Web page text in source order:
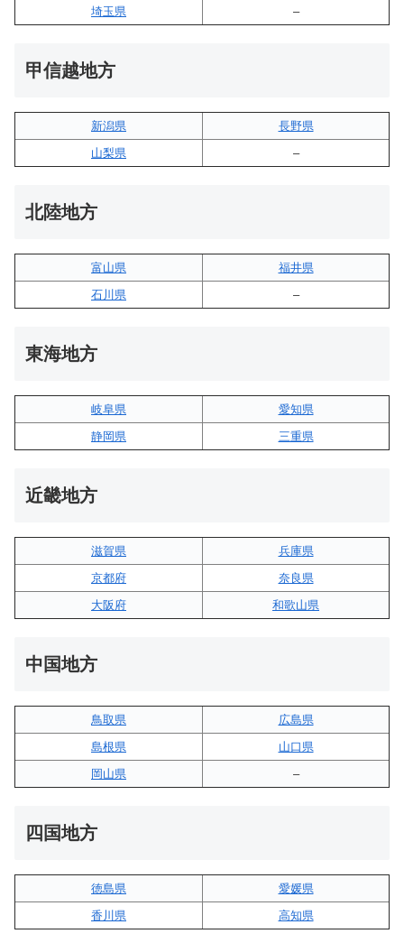
埼玉県
–
甲信越地方
新潟県
長野県
山梨県
–
北陸地方
富山県
福井県
石川県
–
東海地方
岐阜県
愛知県
静岡県
三重県
近畿地方
滋賀県
兵庫県
京都府
奈良県
大阪府
和歌山県
中国地方
鳥取県
広島県
島根県
山口県
岡山県
–
四国地方
徳島県
愛媛県
香川県
高知県